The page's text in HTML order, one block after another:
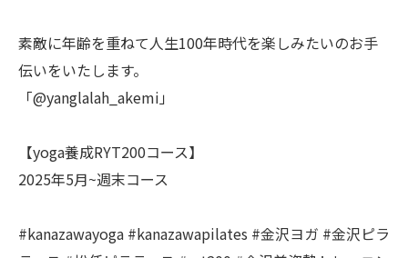
素敵に年齢を重ねて人生100年時代を楽しみたいのお手
伝いをいたします。
「@yanglalah_akemi」
【yoga養成RYT200コース】
2025年5月~週末コース
#kanazawayoga #kanazawapilates #金沢ヨガ #金沢ピラ